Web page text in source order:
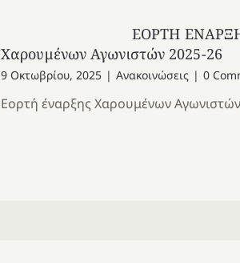
ΕΟΡΤΗ
Χαρουμένων Αγωνιστών 2025-26
9 Οκτωβρίου, 2025 | Ανακοινώσεις | 0
Εορτή έναρξης Χαρουμένων